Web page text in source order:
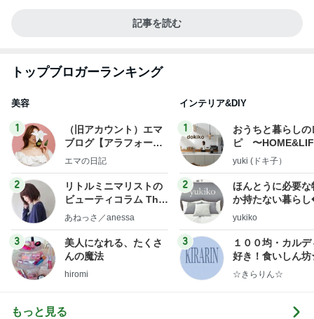
記事を読む
トップブロガーランキング
美容
1
（旧アカウント）エマ
ブログ【アラフォー会
社売却セカンドライ
エマの日記
2
リトルミニマリストの
ビューティコラム The
little minimalist's bea
あねっさ／anessa
3
美人になれる、たくさ
んの魔法
hiromi
インテリア&DIY
1
おうちと暮らしの
ピ 〜
yuki (ドキ子）
2
ほんとうに必要な
か持たない暮ら
ep Life Simple◆
yukiko
3
１００均・カルデ
好き！食いしん
らりん☆のブログ
☆きらりん☆
もっと見る